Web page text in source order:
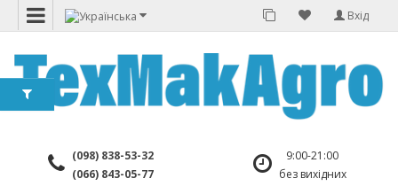
Вхід
(098) 838-53-32
(066) 843-05-77
9:00-21:00
без вихідних